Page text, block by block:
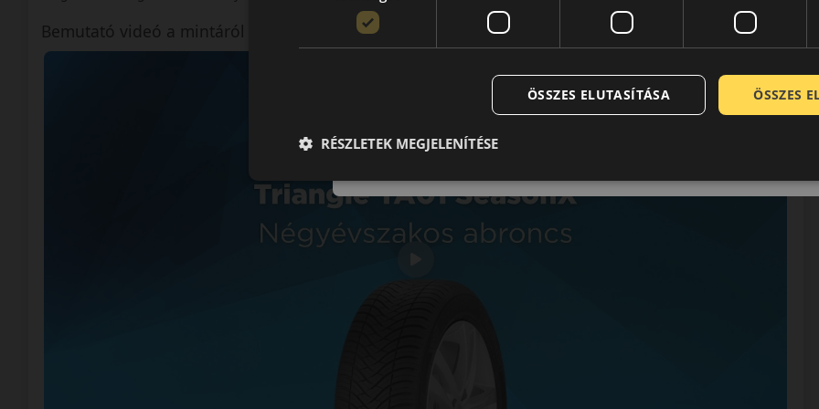
Bemutató videó a mintáról
ÖSSZES
ÖSSZES ELUTASÍTÁSA
RÉSZLETEK MEGJELENÍTÉSE